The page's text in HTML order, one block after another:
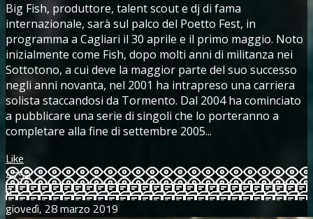
Big Fish, produttore, talent scout e dj di fama
internazionale, sarà sul palco del Poetto Fest, in
programma a Cagliari il 30 aprile e il primo maggio. Noto
inizialmente come Fish, dopo molti anni di militanza nei
Sottotono, a cui deve la maggior parte del suo successo
negli anni novanta, nel 2001 ha intrapreso una carriera
solista staccandosi da Tormento. Dal 2004 ha cominciato
a pubblicare una serie di singoli che lo porteranno a
completare alla fine di settembre 2005...
Like
4753
0
giovedì, 28 marzo 2019